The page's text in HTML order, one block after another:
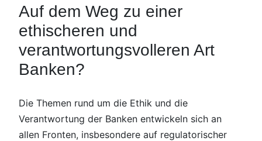
Auf dem Weg zu einer
ethischeren und
verantwortungsvolleren Art
Banken?
Die Themen rund um die Ethik und die
Verantwortung der Banken entwickeln sich an
allen Fronten, insbesondere auf regulatorischer